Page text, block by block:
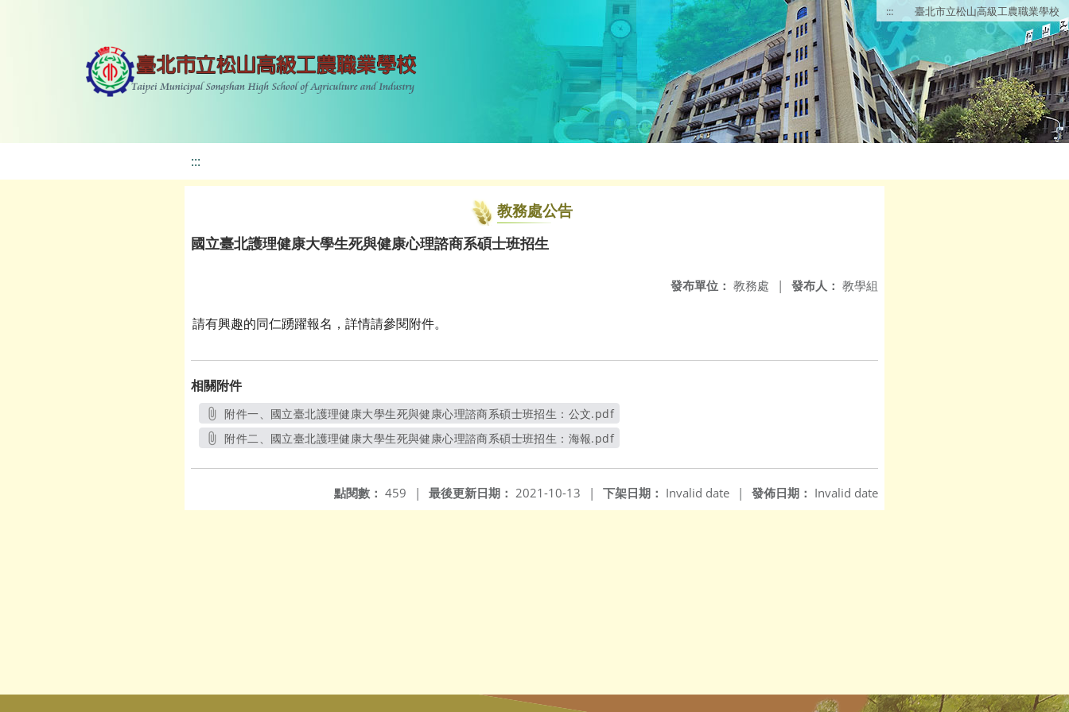
::: 臺北市立松山高級工農職業學校
:::
教務處公告
國立臺北護理健康大學生死與健康心理諮商系碩士班招生
發布人： 教學組
發布單位： 教務處 |
請有興趣的同仁踴躍報名，詳情請參閱附件。
相關附件
附件一、國立臺北護理健康大學生死與健康心理諮商系碩士班招生：公文.pdf
另開新視窗
附件二、國立臺北護理健康大學生死與健康心理諮商系碩士班招生：海報.pdf
發佈日期： Invalid date
下架日期： Invalid date |
最後更新日期： 2021-10-13 |
點閱數： 459 |